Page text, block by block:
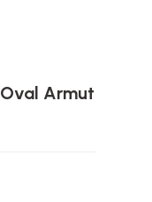
Armut